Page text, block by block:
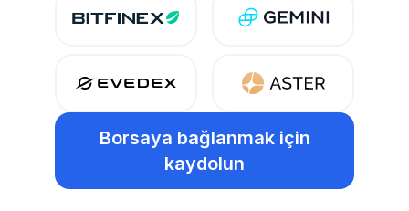
Borsaya bağlanmak için
kaydolun